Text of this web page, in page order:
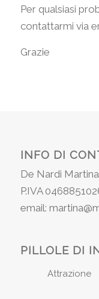
Per qualsiasi
contattarmi via
Grazie
INFO DI
De Nardi Martina
P.IVA
email:
PILLOLE DI
Attrazione